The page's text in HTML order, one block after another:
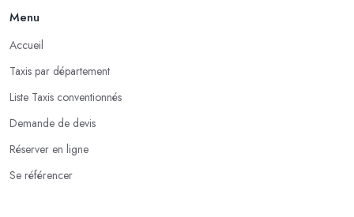
Menu
Accueil
Taxis par département
Liste Taxis conventionnés
Demande de devis
Réserver en ligne
Se référencer